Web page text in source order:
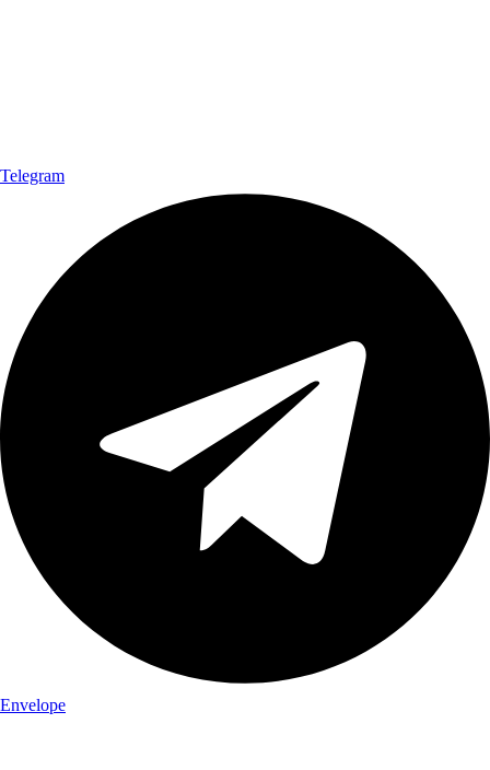
Telegram
Envelope